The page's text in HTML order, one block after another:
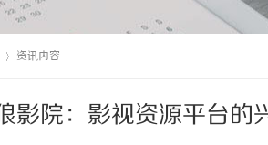
资讯内容
影院：影视资源平台的